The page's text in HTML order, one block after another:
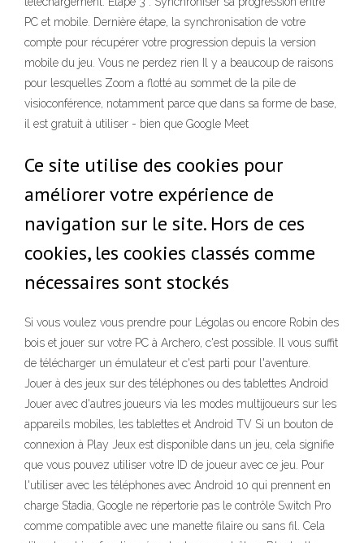
PC et mobile. Dernière étape, la synchronisation de votre
compte pour récupérer votre progression depuis la version
mobile du jeu. Vous ne perdez rien Il y a beaucoup de raisons
pour lesquelles Zoom a flotté au sommet de la pile de
visioconférence, notamment parce que dans sa forme de base,
il est gratuit à utiliser - bien que Google Meet
Ce site utilise des cookies pour
améliorer votre expérience de
navigation sur le site. Hors de ces
cookies, les cookies classés comme
nécessaires sont stockés
Si vous voulez vous prendre pour Légolas ou encore Robin des
bois et jouer sur votre PC à Archero, c'est possible. Il vous suffit
de télécharger un émulateur et c'est parti pour l'aventure.
Jouer à des jeux sur des téléphones ou des tablettes Android
Jouer avec d'autres joueurs via les modes multijoueurs sur les
appareils mobiles, les tablettes et Android TV Si un bouton de
connexion à Play Jeux est disponible dans un jeu, cela signifie
que vous pouvez utiliser votre ID de joueur avec ce jeu. Pour
l'utiliser avec les téléphones avec Android 10 qui prennent en
charge Stadia, Google ne répertorie pas le contrôle Switch Pro
comme compatible avec une manette filaire ou sans fil. Cela